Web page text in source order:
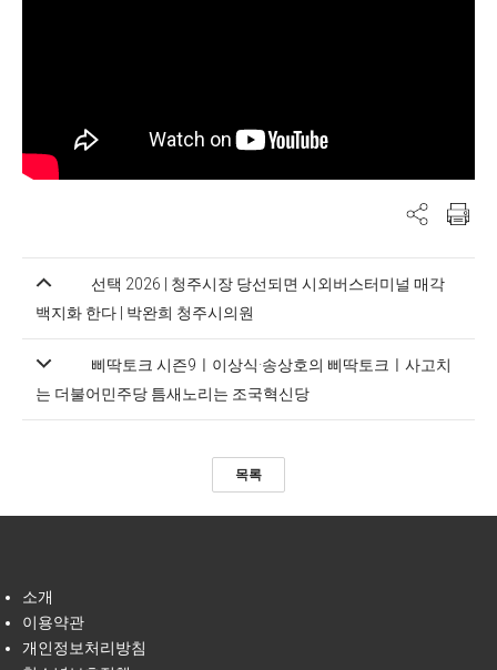
선택 2026 | 청주시장 당선되면 시외버스터미널 매각
백지화 한다 | 박완희 청주시의원
삐딱토크 시즌9ㅣ이상식·송상호의 삐딱토크ㅣ사고치
는 더불어민주당 틈새노리는 조국혁신당
목록
소개
이용약관
개인정보처리방침